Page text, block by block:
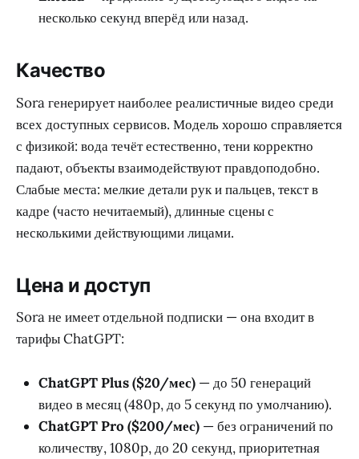
несколько секунд вперёд или назад.
Качество
Sora генерирует наиболее реалистичные видео среди
всех доступных сервисов. Модель хорошо справляется
с физикой: вода течёт естественно, тени корректно
падают, объекты взаимодействуют правдоподобно.
Слабые места: мелкие детали рук и пальцев, текст в
кадре (часто нечитаемый), длинные сцены с
несколькими действующими лицами.
Цена и доступ
Sora не имеет отдельной подписки — она входит в
тарифы ChatGPT:
ChatGPT Plus ($20/мес) — до 50 генераций
видео в месяц (480p, до 5 секунд по умолчанию).
ChatGPT Pro ($200/мес) — без ограничений по
количеству, 1080p, до 20 секунд, приоритетная